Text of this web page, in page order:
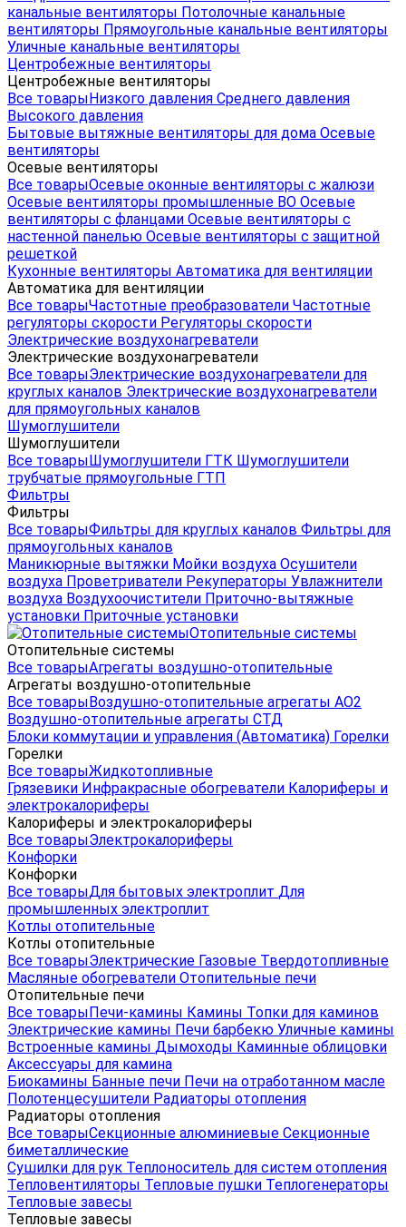
канальные вентиляторы Потолочные канальные
вентиляторы Прямоугольные канальные вентиляторы
Уличные канальные вентиляторы
Центробежные вентиляторы
Центробежные вентиляторы
Все товарыНизкого давления Среднего давления
Высокого давления
Бытовые вытяжные вентиляторы для дома Осевые
вентиляторы
Осевые вентиляторы
Все товарыОсевые оконные вентиляторы с жалюзи
Осевые вентиляторы промышленные ВО Осевые
вентиляторы с фланцами Осевые вентиляторы с
настенной панелью Осевые вентиляторы с защитной
решеткой
Кухонные вентиляторы Автоматика для вентиляции
Автоматика для вентиляции
Все товарыЧастотные преобразователи Частотные
регуляторы скорости Регуляторы скорости
Электрические воздухонагреватели
Электрические воздухонагреватели
Все товарыЭлектрические воздухонагреватели для
круглых каналов Электрические воздухонагреватели
для прямоугольных каналов
Шумоглушители
Шумоглушители
Все товарыШумоглушители ГТК Шумоглушители
трубчатые прямоугольные ГТП
Фильтры
Фильтры
Все товарыФильтры для круглых каналов Фильтры для
прямоугольных каналов
Маникюрные вытяжки Мойки воздуха Осушители
воздуха Проветриватели Рекуператоры Увлажнители
воздуха Воздухоочистители Приточно-вытяжные
установки Приточные установки
Отопительные системы
Отопительные системы
Все товарыАгрегаты воздушно-отопительные
Агрегаты воздушно-отопительные
Все товарыВоздушно-отопительные агрегаты АО2
Воздушно-отопительные агрегаты СТД
Блоки коммутации и управления (Автоматика) Горелки
Горелки
Все товарыЖидкотопливные
Грязевики Инфракрасные обогреватели Калориферы и
электрокалориферы
Калориферы и электрокалориферы
Все товарыЭлектрокалориферы
Конфорки
Конфорки
Все товарыДля бытовых электроплит Для
промышленных электроплит
Котлы отопительные
Котлы отопительные
Все товарыЭлектрические Газовые Твердотопливные
Масляные обогреватели Отопительные печи
Отопительные печи
Все товарыПечи-камины Камины Топки для каминов
Электрические камины Печи барбекю Уличные камины
Встроенные камины Дымоходы Каминные облицовки
Аксессуары для камина
Биокамины Банные печи Печи на отработанном масле
Полотенцесушители Радиаторы отопления
Радиаторы отопления
Все товарыСекционные алюминиевые Секционные
биметаллические
Сушилки для рук Теплоноситель для систем отопления
Тепловентиляторы Тепловые пушки Теплогенераторы
Тепловые завесы
Тепловые завесы